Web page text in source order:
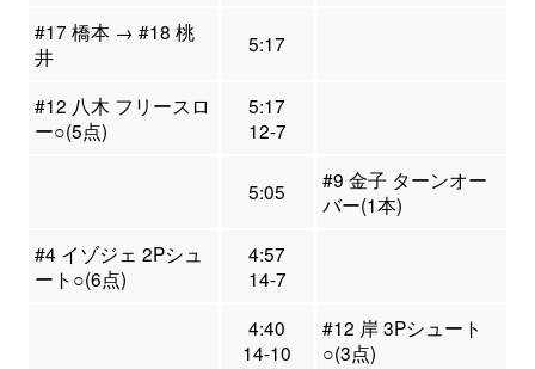
#17 橋本 → #18 桃
井
5:17
#12 八木 フリースロ
ー○(5点)
5:17
12-7
5:05
#9 金子 ターンオー
バー(1本)
#4 イゾジェ 2Pシュ
ート○(6点)
4:57
14-7
4:40
14-10
#12 岸 3Pシュート
○(3点)